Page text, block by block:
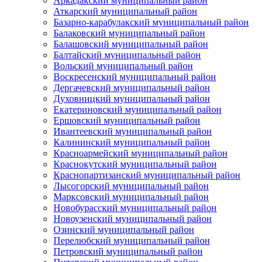
Аткарский муниципальный район
Базарно-карабулакский муниципальный район
Балаковский муниципальный район
Балашовский муниципальный район
Балтайский муниципальный район
Вольский муниципальный район
Воскресенский муниципальный район
Дергачевский муниципальный район
Духовницкий муниципальный район
Екатериновский муниципальный район
Ершовский муниципальный район
Ивантеевский муниципальный район
Калининский муниципальный район
Красноармейский муниципальный район
Краснокутский муниципальный район
Краснопартизанский муниципальный район
Лысогорский муниципальный район
Марксовский муниципальный район
Новобурасский муниципальный район
Новоузенский муниципальный район
Озинский муниципальный район
Перелюбский муниципальный район
Петровский муниципальный район